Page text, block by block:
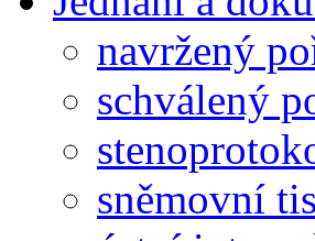
navržený
schválený
sněmovní